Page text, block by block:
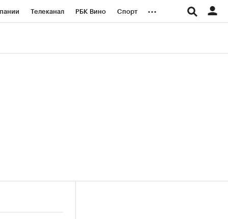
Телеканал РБК Вино Спорт ...